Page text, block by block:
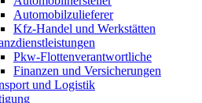
Automobilzulieferer
Kfz-Handel und Werkstätten
Pkw‑Flottenverantwortliche
Finanzen und Versicherungen
und Logistik